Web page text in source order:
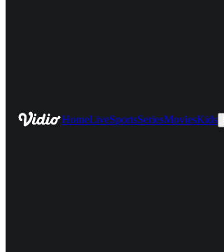
HomeLiveSportsSeriesMoviesKids